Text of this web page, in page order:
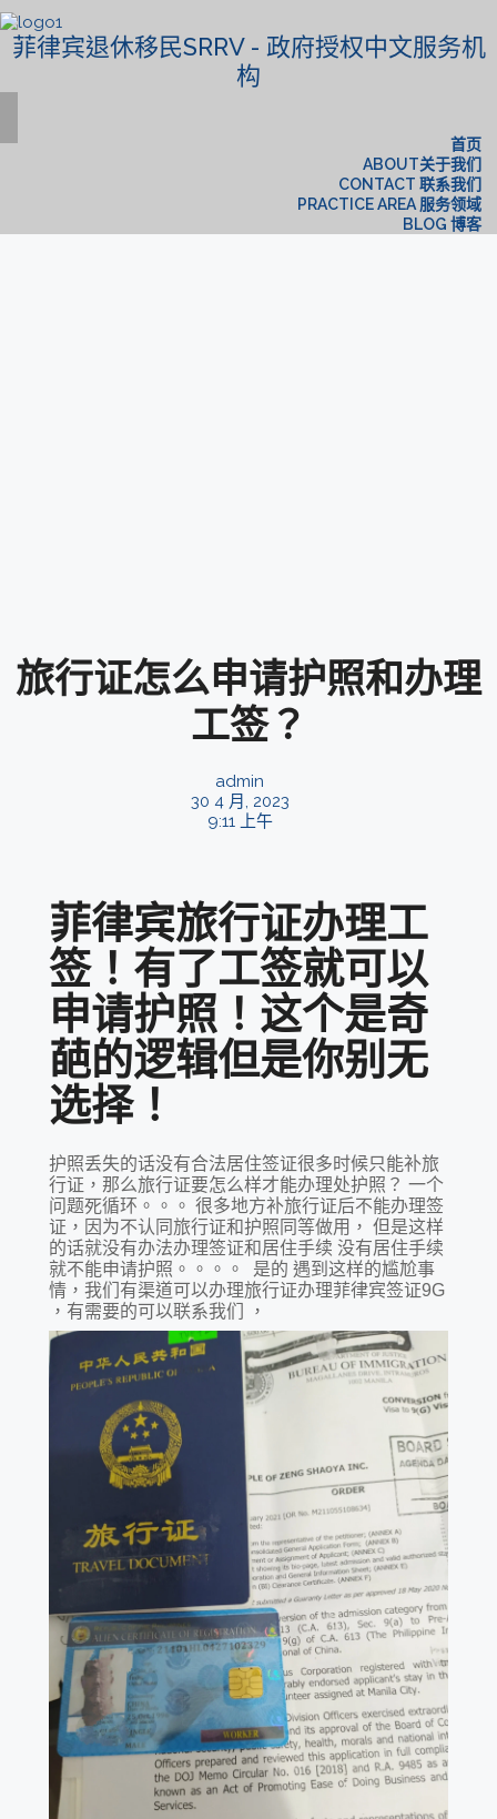
菲律宾退休移民SRRV - 政府授权中文服务机
构
首页
ABOUT关于我们
CONTACT 联系我们
PRACTICE AREA 服务领域
BLOG 博客
旅行证怎么申请护照和办理
工签？
admin
30 4 月, 2023
9:11 上午
菲律宾旅行证办理工
签！有了工签就可以
申请护照！这个是奇
葩的逻辑但是你别无
选择！
护照丢失的话没有合法居住签证很多时候只能补旅
行证，那么旅行证要怎么样才能办理处护照？ 一个
问题死循环。。。 很多地方补旅行证后不能办理签
证，因为不认同旅行证和护照同等做用， 但是这样
的话就没有办法办理签证和居住手续 没有居住手续
就不能申请护照。。。。 是的 遇到这样的尴尬事
情，我们有渠道可以办理旅行证办理菲律宾签证9G
，有需要的可以联系我们 ，